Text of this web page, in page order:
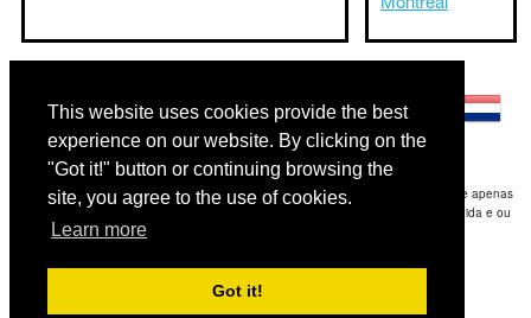
This website uses cookies provide the best
experience on our website. By clicking on the
"Got it!" button or continuing browsing the
site, you agree to the use of cookies.
Learn more
Got it!
Disclaimer: As informações apresentadas neste site é a nossa melhor estimativa e apenas
para sua referência.Triptimeto.com não se responsabiliza por qualquer atraso de ida e ou
consequentes danos / resultou das informações fornecidas.
Copyright 2015-2026
Contact Usfor feedback.